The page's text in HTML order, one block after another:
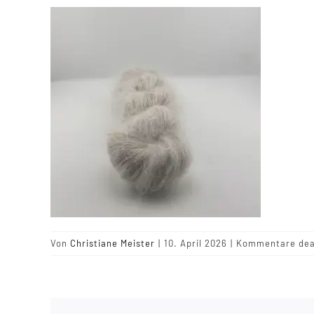
Von Christiane Meister | 10. April 2026 | Kommentare